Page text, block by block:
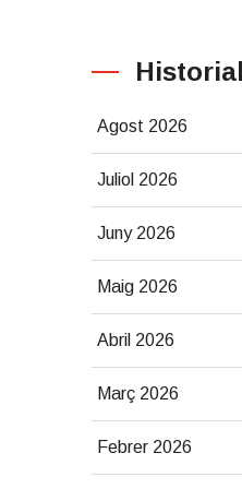
Historial
Agost 2026
Juliol 2026
Juny 2026
Maig 2026
Abril 2026
Març 2026
Febrer 2026